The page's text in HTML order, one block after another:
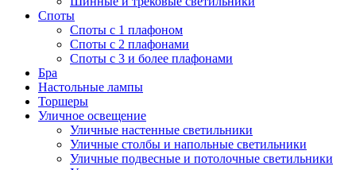
Споты
Споты с 1 плафоном
Споты с 2 плафонами
Споты с 3 и более плафонами
Бра
Настольные лампы
Торшеры
Уличное освещение
Уличные настенные светильники
Уличные столбы и напольные светильники
Уличные подвесные и потолочные светильники